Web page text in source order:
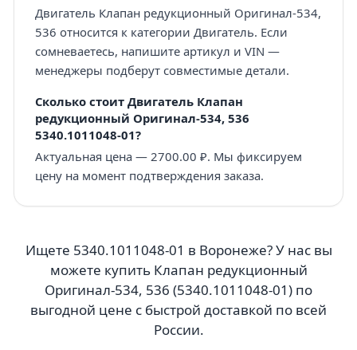
Двигатель Клапан редукционный Оригинал-534,
536 относится к категории Двигатель. Если
сомневаетесь, напишите артикул и VIN —
менеджеры подберут совместимые детали.
Сколько стоит Двигатель Клапан
редукционный Оригинал-534, 536
5340.1011048-01?
Актуальная цена — 2700.00 ₽. Мы фиксируем
цену на момент подтверждения заказа.
Ищете 5340.1011048-01 в Воронеже? У нас вы
можете купить Клапан редукционный
Оригинал-534, 536 (5340.1011048-01) по
выгодной цене с быстрой доставкой по всей
России.